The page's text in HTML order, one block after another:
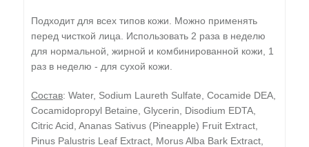
Подходит для всех типов кожи. Можно применять
перед чисткой лица. Использовать 2 раза в неделю
для нормальной, жирной и комбинированной кожи, 1
раз в неделю - для сухой кожи.
Состав: Water, Sodium Laureth Sulfate, Cocamide DEA,
Cocamidopropyl Betaine, Glycerin, Disodium EDTA,
Citric Acid, Ananas Sativus (Pineapple) Fruit Extract,
Pinus Palustris Leaf Extract, Morus Alba Bark Extract,